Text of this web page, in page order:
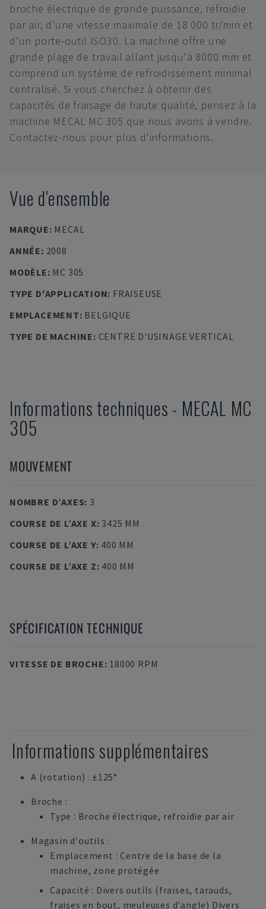
broche électrique de grande puissance, refroidie
par air, d'une vitesse maximale de 18 000 tr/min et
d'un porte-outil ISO30. La machine offre une
grande plage de travail allant jusqu'à 8000 mm et
comprend un système de refroidissement minimal
centralisé. Si vous cherchez à obtenir des
capacités de fraisage de haute qualité, pensez à la
machine MECAL MC 305 que nous avons à vendre.
Contactez-nous pour plus d'informations.
Vue d'ensemble
MARQUE: MECAL
ANNÉE: 2008
MODÈLE: MC 305
TYPE D'APPLICATION: FRAISEUSE
EMPLACEMENT: BELGIQUE
TYPE DE MACHINE: CENTRE D'USINAGE VERTICAL
Informations techniques - MECAL MC
305
MOUVEMENT
NOMBRE D’AXES: 3
COURSE DE L’AXE X: 3425 MM
COURSE DE L’AXE Y: 400 MM
COURSE DE L’AXE Z: 400 MM
SPÉCIFICATION TECHNIQUE
VITESSE DE BROCHE: 18000 RPM
Informations supplémentaires
A (rotation) : ±125°
Broche :
Type : Broche électrique, refroidie par air
Magasin d'outils :
Emplacement : Centre de la base de la
machine, zone protégée
Capacité : Divers outils (fraises, tarauds,
fraises en bout, meuleuses d'angle) Divers